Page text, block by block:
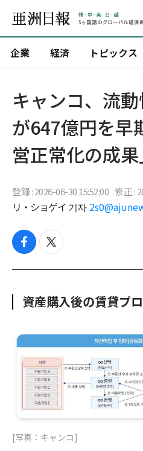
企業 経済 トピックス
キャンコ、流
が647億円を
営正常化の成果
登録 : 2026-06-30 15:52:00 修正 :
リ・ショゲイ 기자
f
c
o
t
i
t
e
資産購入後の賃貸プ
[写真：キャンコ]